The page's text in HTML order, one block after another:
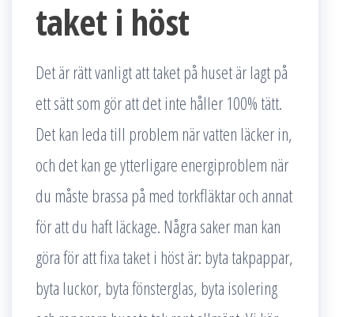
taket i höst
Det är rätt vanligt att taket på huset är lagt på
ett sätt som gör att det inte håller 100% tätt.
Det kan leda till problem när vatten läcker in,
och det kan ge ytterligare energiproblem när
du måste brassa på med torkfläktar och annat
för att du haft läckage. Några saker man kan
göra för att fixa taket i höst är: byta takpappar,
byta luckor, byta fönsterglas, byta isolering